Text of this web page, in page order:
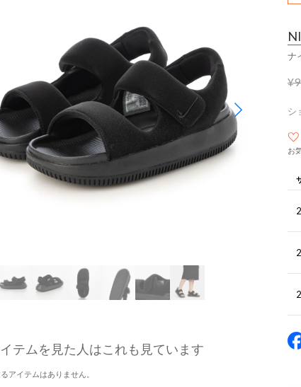
テムを見た人はこれも見ています
アイテムはありません。
ナ
シ
お